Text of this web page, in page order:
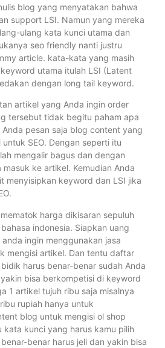
blog yang menyatakan bahwa
support LSI. Namun yang mereka
ulang kata kunci utama dan
seo friendly nanti justru
article. kata-kata yang masih
utama itulah LSI (Latent
dengan long tail keyword.
artikel yang Anda ingin order
tersebut tidak begitu paham apa
pesan saja blog content yang
SEO. Dengan seperti itu
mengalir bagus dan dengan
ke artikel. Kemudian Anda
menyisipkan keyword dan LSI jika
harga dikisaran sepuluh
indonesia. Siapkan uang
ingin menggunakan jasa
mengisi artikel. Dan tentu daftar
harus benar-benar sudah Anda
bisa berkompetisi di keyword
1 artikel tujuh ribu saja misalnya
rupiah hanya untuk
blog untuk mengisi ol shop
kata kunci yang harus kamu pilih
benar harus jeli dan yakin bisa